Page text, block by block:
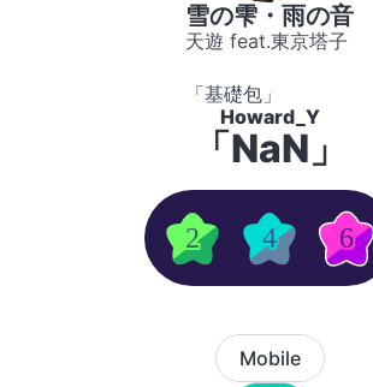
雪の雫・雨の音
天遊 feat.東京塔子
「基礎包」
Howard_Y
「NaN」
2 4 6
Mobile